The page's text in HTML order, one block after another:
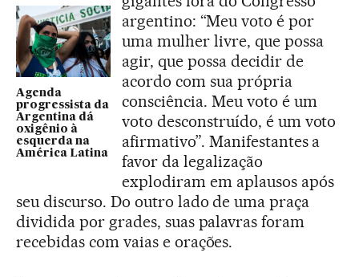
Agenda
progressista da
Argentina dá
oxigênio à
esquerda na
América Latina
argentino: “Meu voto é por
uma mulher livre, que possa
agir, que possa decidir de
acordo com sua própria
consciência. Meu voto é um
voto desconstruído, é um voto
afirmativo”. Manifestantes a
favor da legalização
explodiram em aplausos após
seu discurso. Do outro lado de uma praça
dividida por grades, suas palavras foram
recebidas com vaias e orações.